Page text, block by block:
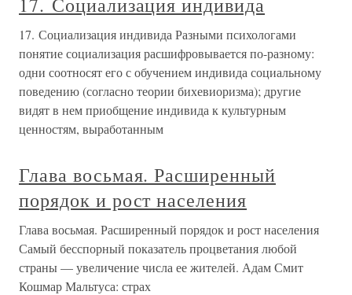
17. Социализация индивида Разными психологами
понятие социализация расшифровывается по-разному:
одни соотносят его с обучением индивида социальному
поведению (согласно теории бихевиоризма); другие
видят в нем приобщение индивида к культурным
ценностям, выработанным
Глава восьмая. Расширенный
порядок и рост населения
Глава восьмая. Расширенный порядок и рост населения
Самый бесспорный показатель процветания любой
страны — увеличение числа ее жителей. Адам Смит
Кошмар Мальтуса: страх